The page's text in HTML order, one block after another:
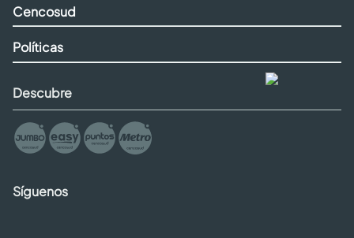
Cencosud
Políticas
Descubre
Síguenos